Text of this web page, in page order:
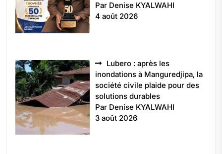
Par Denise KYALWAHI
4 août 2026
Lubero : après les
inondations à Manguredjipa, la
société civile plaide pour des
solutions durables
Par Denise KYALWAHI
3 août 2026